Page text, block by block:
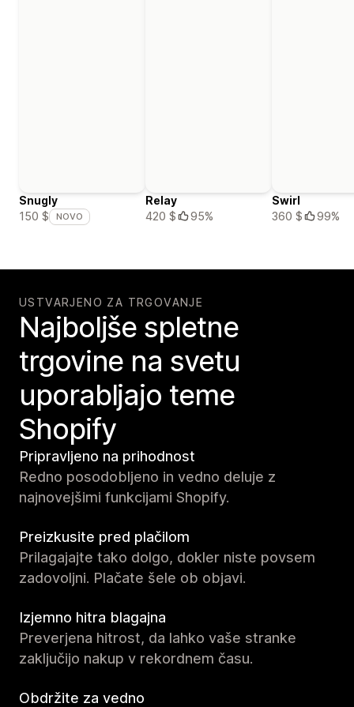
Snugly
150 $
NOVO
Relay
420 $
95%
Swirl
360 $
99%
USTVARJENO ZA TRGOVANJE
Najboljše spletne
trgovine na svetu
uporabljajo teme
Shopify
Pripravljeno na prihodnost
Redno posodobljeno in vedno deluje z
najnovejšimi funkcijami Shopify.
Preizkusite pred plačilom
Prilagajajte tako dolgo, dokler niste povsem
zadovoljni. Plačate šele ob objavi.
Izjemno hitra blagajna
Preverjena hitrost, da lahko vaše stranke
zaključijo nakup v rekordnem času.
Obdržite za vedno